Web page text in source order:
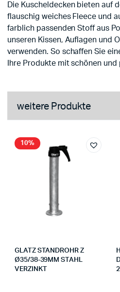
Die Kuscheldecken bieten auf
flauschig weiches Fleece und
farblich passenden Stoff aus
unseren Kissen, Auflagen und
verwenden. So schaffen Sie
Ihre Produkte mit schönen
weitere Produkte
10%
GLATZ STANDROHR Z
Ø35/38-39MM STAHL
VERZINKT